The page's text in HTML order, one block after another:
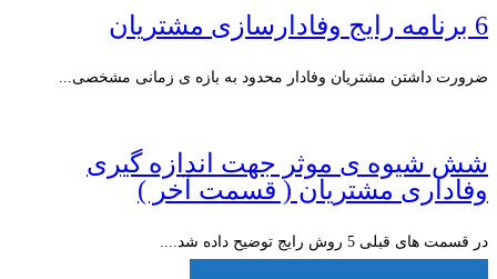
6 برنامه رایج وفادارسازی مشتریان
ضرورت داشتن مشتریان وفادار محدود به بازه ی زمانی مشخصی...
شش شیوه ی موثر جهت اندازه گیری
وفاداری مشتریان ( قسمت آخر )
در قسمت های قبلی 5 روش رایج توضیح داده شد....